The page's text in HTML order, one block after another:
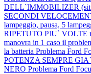
DELL`IMMOBILIZER
SECONDI
lampeggio, pausa, 5
RIPETUTO PIU` VOLTE
manovra in 1 caso il
la batteria Problema Ford
POTENZA SEMPRE
NERO Problema Ford